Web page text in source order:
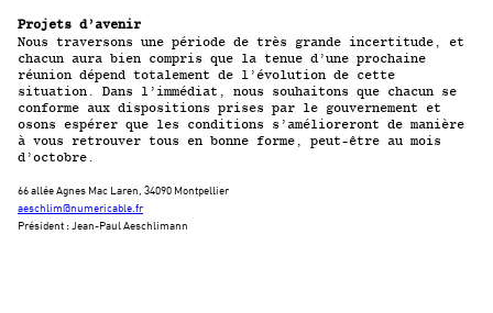
Projets d’avenir
Nous traversons une période de très grande incertitude, et
chacun aura bien compris que la tenue d’une prochaine
réunion dépend totalement de l’évolution de cette
situation. Dans l’immédiat, nous souhaitons que chacun se
conforme aux dispositions prises par le gouvernement et
osons espérer que les conditions s’amélioreront de manière
à vous retrouver tous en bonne forme, peut-être au mois
d’octobre.
66 allée Agnes Mac Laren, 34090 Montpellier
aeschlim@numericable.fr
Président : Jean-Paul Aeschlimann